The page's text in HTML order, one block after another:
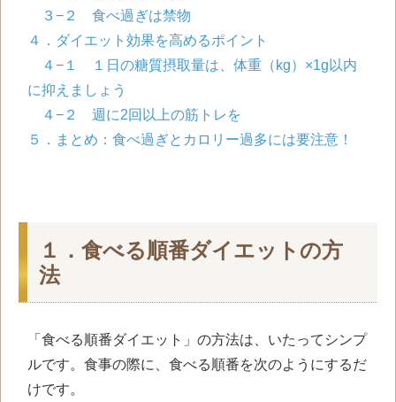
３−２ 食べ過ぎは禁物
４．ダイエット効果を高めるポイント
４−１ １日の糖質摂取量は、体重（kg）×1g以内
に抑えましょう
４−２ 週に2回以上の筋トレを
５．まとめ：食べ過ぎとカロリー過多には要注意！
１．食べる順番ダイエットの方
法
「食べる順番ダイエット」の方法は、いたってシンプ
ルです。食事の際に、食べる順番を次のようにするだ
けです。